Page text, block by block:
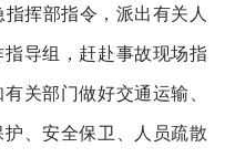
挥部指令，派出有关人
导组，赶赴事故现场指
关部门做好交通运输、
、安全保卫、人员疏散